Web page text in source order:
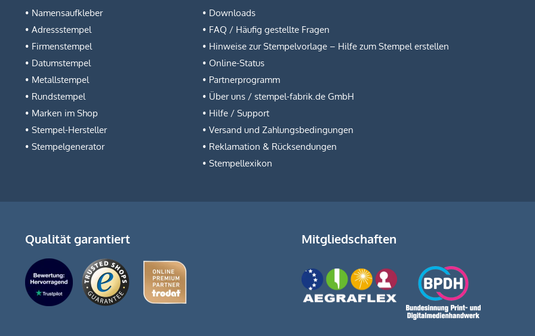
Namensaufkleber
Adressstempel
Firmenstempel
Datumstempel
Metallstempel
Rundstempel
Marken im Shop
Stempel-Hersteller
Stempelgenerator
Downloads
FAQ / Häufig gestellte Fragen
Hinweise zur Stempelvorlage – Hilfe zum Stempel erstellen
Online-Status
Partnerprogramm
Über uns / stempel-fabrik.de GmbH
Hilfe / Support
Versand und Zahlungsbedingungen
Reklamation & Rücksendungen
Stempellexikon
Qualität garantiert Mitgliedschaften